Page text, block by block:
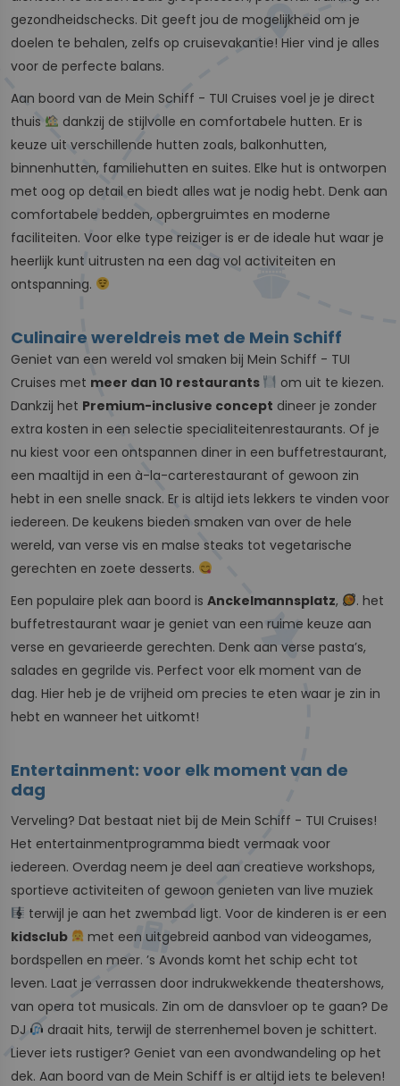
gezondheidschecks. Dit geeft jou de mogelijkheid om je
doelen te behalen, zelfs op cruisevakantie! Hier vind je alles
voor de perfecte balans.
Aan boord van de Mein Schiff - TUI Cruises voel je je direct
thuis
dankzij de stijlvolle en comfortabele hutten. Er is
keuze uit verschillende hutten zoals, balkonhutten,
binnenhutten, familiehutten en suites. Elke hut is ontworpen
met oog op detail en biedt alles wat je nodig hebt. Denk aan
comfortabele bedden, opbergruimtes en moderne
faciliteiten. Voor elke type reiziger is er de ideale hut waar je
heerlijk kunt uitrusten na een dag vol activiteiten en
ontspanning.
Culinaire wereldreis met de Mein Schiff
Geniet van een wereld vol smaken bij Mein Schiff - TUI
Cruises met meer dan 10 restaurants
om uit te kiezen.
Dankzij het Premium-inclusive concept dineer je zonder
extra kosten in een selectie specialiteitenrestaurants. Of je
nu kiest voor een ontspannen diner in een buffetrestaurant,
een maaltijd in een à-la-carterestaurant of gewoon zin
hebt in een snelle snack. Er is altijd iets lekkers te vinden voor
iedereen. De keukens bieden smaken van over de hele
wereld, van verse vis en malse steaks tot vegetarische
gerechten en zoete desserts.
Een populaire plek aan boord is Anckelmannsplatz,
. het
buffetrestaurant waar je geniet van een ruime keuze aan
verse en gevarieerde gerechten. Denk aan verse pasta’s,
salades en gegrilde vis. Perfect voor elk moment van de
dag. Hier heb je de vrijheid om precies te eten waar je zin in
hebt en wanneer het uitkomt!
Entertainment: voor elk moment van de
dag
Verveling? Dat bestaat niet bij de Mein Schiff - TUI Cruises!
Het entertainmentprogramma biedt vermaak voor
iedereen. Overdag neem je deel aan creatieve workshops,
sportieve activiteiten of gewoon genieten van live muziek
terwijl je aan het zwembad ligt. Voor de kinderen is er een
kidsclub
met een uitgebreid aanbod van videogames,
bordspellen en meer. ’s Avonds komt het schip echt tot
leven. Laat je verrassen door indrukwekkende theatershows,
van opera tot musicals. Zin om de dansvloer op te gaan? De
DJ
draait hits, terwijl de sterrenhemel boven je schittert.
Liever iets rustiger? Geniet van een avondwandeling op het
dek. Aan boord van de Mein Schiff is er altijd iets te beleven!